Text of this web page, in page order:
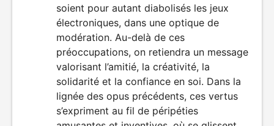
soient pour autant diabolisés les jeux
électroniques, dans une optique de
modération. Au-delà de ces
préoccupations, on retiendra un message
valorisant l’amitié, la créativité, la
solidarité et la confiance en soi. Dans la
lignée des opus précédents, ces vertus
s’expriment au fil de péripéties